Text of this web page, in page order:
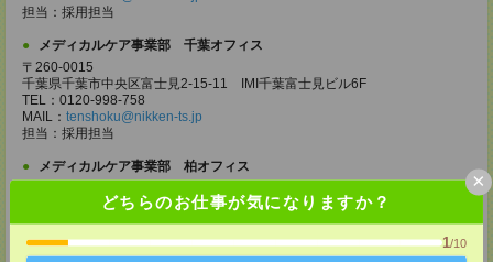
どちらのお仕事が気になりますか？
1/10
×
担当：採用担当
メディカルケア事業部 千葉オフィス
〒260-0015
千葉県千葉市中央区富士見2-15-11 IMI千葉富士見ビル6F
TEL：0120-998-758
MAIL： tenshoku@nikken-ts.jp
担当：採用担当
メディカルケア事業部 柏オフィス
TEL：0120-935-218
MAIL：tenshoku@nikken-ts.jp
担当：採用担当